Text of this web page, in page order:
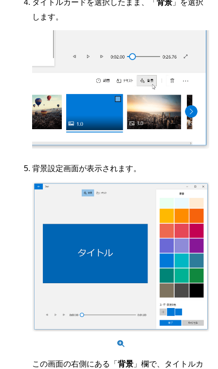
タイトルカードを選択したまま、「 背景 」を選択
します。
背景設定画面が表示されます。
この画面の右側にある「 背景 」欄で、タイトルカ